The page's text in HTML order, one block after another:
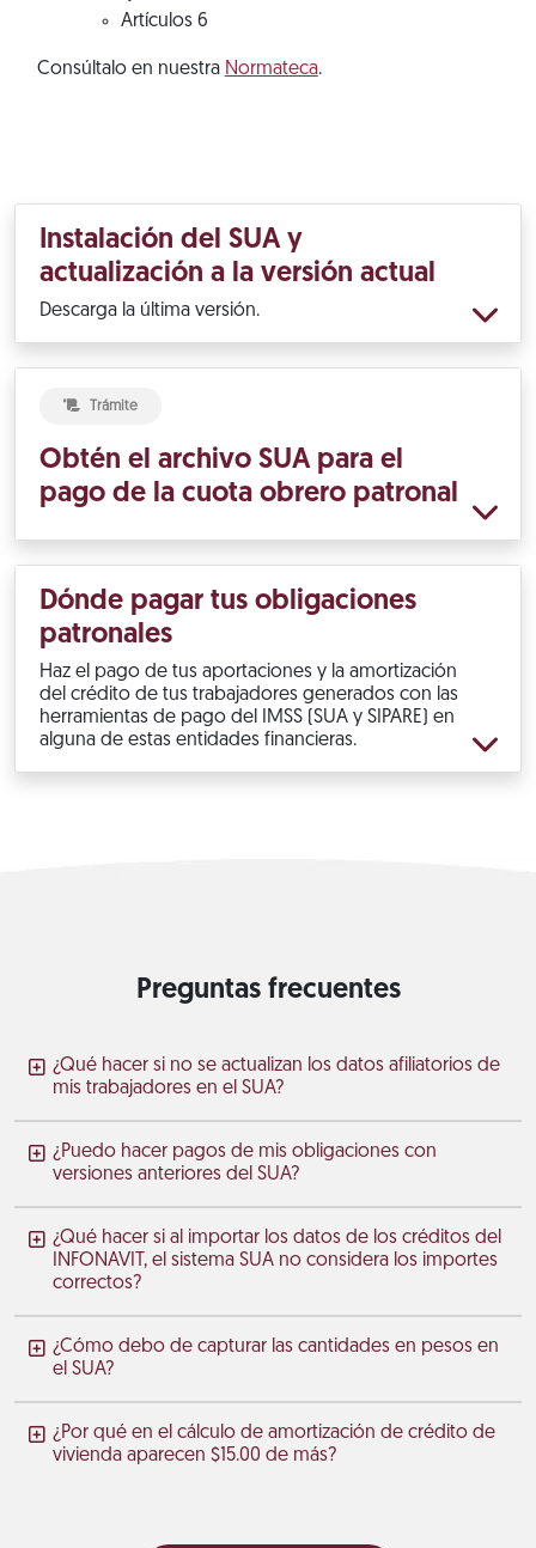
Artículos 6
Consúltalo en nuestra Normateca.
Instalación del SUA y
actualización a la versión actual
Descarga la última versión.
Trámite
Obtén el archivo SUA para el
pago de la cuota obrero patronal
Dónde pagar tus obligaciones
patronales
Haz el pago de tus aportaciones y la amortización
del crédito de tus trabajadores generados con las
herramientas de pago del IMSS (SUA y SIPARE) en
alguna de estas entidades financieras.
Preguntas frecuentes
¿Qué hacer si no se actualizan los datos afiliatorios de
mis trabajadores en el SUA?
¿Puedo hacer pagos de mis obligaciones con
versiones anteriores del SUA?
¿Qué hacer si al importar los datos de los créditos del
INFONAVIT, el sistema SUA no considera los importes
correctos?
¿Cómo debo de capturar las cantidades en pesos en
el SUA?
¿Por qué en el cálculo de amortización de crédito de
vivienda aparecen $15.00 de más?